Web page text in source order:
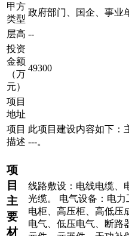
甲方
类型
政府部门、国企、事业
层高 --
投资
金额
（万
元）
49300
项目
地址
项目
描述
此项目建设内容如下：
---。
项
目
主
要
材
线路敷设：电线电缆、
光缆。 电气设备：电
电柜、高压柜、高低压
电气、低压电气、断路